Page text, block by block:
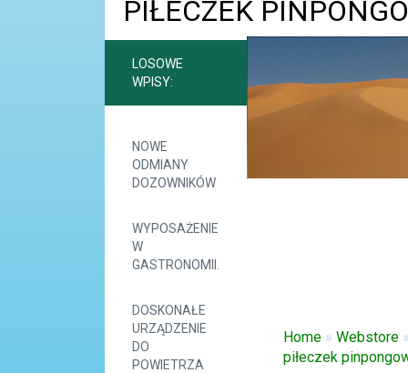
PIŁECZEK
LOSOWE
WPISY:
NOWE
ODMIANY
DOZOWNIKÓW
WYPOSAŻENIE
W
GASTRONOMII.
DOSKONAŁE
URZĄDZENIE
DO
POWIETRZA
Home »Webstore
piłeczek